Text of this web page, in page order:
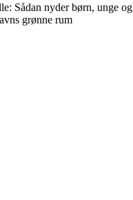
Sådan nyder børn, unge og
grønne rum